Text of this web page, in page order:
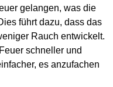
gelangen, was die
führt dazu, dass das
Rauch entwickelt.
schneller und
es anzufachen